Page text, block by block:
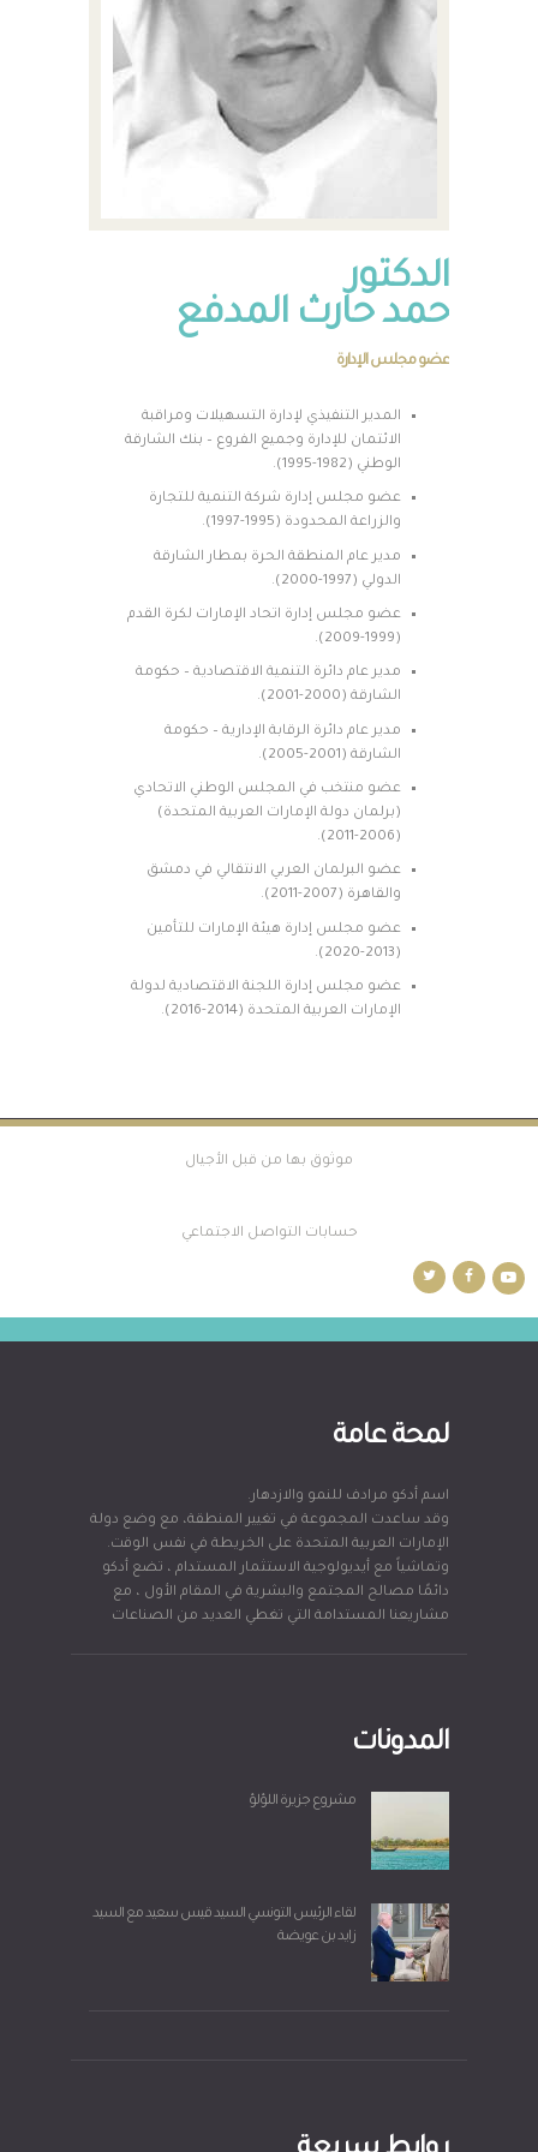
الدكتور
حمد حارث المدفع
عضو مجلس الإدارة
المدير التنفيذي لإدارة التسهيلات ومراقبة
الائتمان للإدارة وجميع الفروع – بنك الشارقة
الوطني (1982-1995).
عضو مجلس إدارة شركة التنمية للتجارة
والزراعة المحدودة (1995-1997).
مدير عام المنطقة الحرة بمطار الشارقة
الدولي (1997-2000).
عضو مجلس إدارة اتحاد الإمارات لكرة القدم
(1999-2009).
مدير عام دائرة التنمية الاقتصادية – حكومة
الشارقة (2000-2001).
مدير عام دائرة الرقابة الإدارية – حكومة
الشارقة (2001-2005).
عضو منتخب في المجلس الوطني الاتحادي
(برلمان دولة الإمارات العربية المتحدة)
(2006-2011).
عضو البرلمان العربي الانتقالي في دمشق
والقاهرة (2007-2011).
عضو مجلس إدارة هيئة الإمارات للتأمين
(2013-2020).
عضو مجلس إدارة اللجنة الاقتصادية لدولة
الإمارات العربية المتحدة (2014-2016).
موثوق بها من قبل الأجيال
حسابات التواصل الاجتماعي
لمحة عامة
اسم أدكو مرادف للنمو والازدهار.
وقد ساعدت المجموعة في تغيير المنطقة، مع وضع دولة
الإمارات العربية المتحدة على الخريطة في نفس الوقت.
وتماشياً مع أيديولوجية الاستثمار المستدام ، تضع أدكو
دائمًا مصالح المجتمع والبشرية في المقام الأول ، مع
مشاريعنا المستدامة التي تغطي العديد من الصناعات
المدونات
مشروع جزيرة اللؤلؤ
لقاء الرئيس التونسي السيد قيس سعيد مع السيد
زايد بن عويضة